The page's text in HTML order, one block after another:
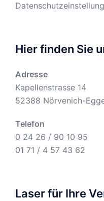
Hier finden Sie
Adresse
Kapellenstrasse 14
52388 Nörvenich-
Telefon
0 24 26 / 90 10 95
01 71 / 4 57 43 62
Laser für Ihre